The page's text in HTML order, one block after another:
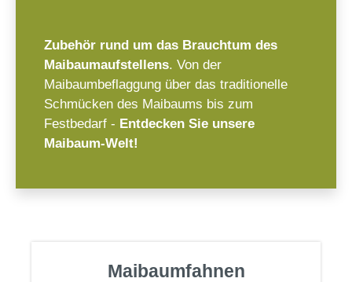
Zubehör rund um das Brauchtum des
Maibaumaufstellens. Von der
Maibaumbeflaggung über das traditionelle
Schmücken des Maibaums bis zum
Festbedarf - Entdecken Sie unsere
Maibaum-Welt!
Maibaumfahnen